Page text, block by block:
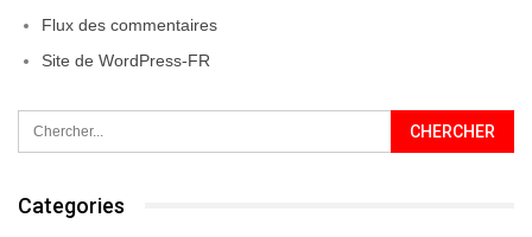
Flux des commentaires
Site de WordPress-FR
Categories